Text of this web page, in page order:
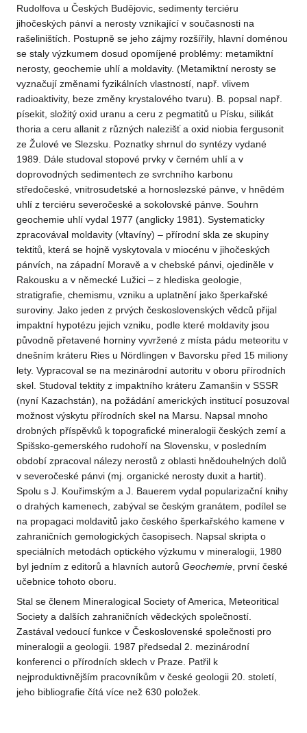
Rudolfova u Českých Budějovic, sedimenty terciéru
jihočeských pánví a nerosty vznikající v současnosti na
rašeliništích. Postupně se jeho zájmy rozšířily, hlavní doménou
se staly výzkumem dosud opomíjené problémy: metamiktní
nerosty, geochemie uhlí a moldavity. (Metamiktní nerosty se
vyznačují změnami fyzikálních vlastností, např. vlivem
radioaktivity, beze změny krystalového tvaru). B. popsal např.
písekit, složitý oxid uranu a ceru z pegmatitů u Písku, silikát
thoria a ceru allanit z různých nalezišť a oxid niobia fergusonit
ze Žulové ve Slezsku. Poznatky shrnul do syntézy vydané
1989. Dále studoval stopové prvky v černém uhlí a v
doprovodných sedimentech ze svrchního karbonu
středočeské, vnitrosudetské a hornoslezské pánve, v hnědém
uhlí z terciéru severočeské a sokolovské pánve. Souhrn
geochemie uhlí vydal 1977 (anglicky 1981). Systematicky
zpracovával moldavity (vltavíny) – přírodní skla ze skupiny
tektitů, která se hojně vyskytovala v miocénu v jihočeských
pánvích, na západní Moravě a v chebské pánvi, ojediněle v
Rakousku a v německé Lužici – z hlediska geologie,
stratigrafie, chemismu, vzniku a uplatnění jako šperkařské
suroviny. Jako jeden z prvých československých vědců přijal
impaktní hypotézu jejich vzniku, podle které moldavity jsou
původně přetavené horniny vyvržené z místa pádu meteoritu v
dnešním kráteru Ries u Nördlingen v Bavorsku před 15 miliony
lety. Vypracoval se na mezinárodní autoritu v oboru přírodních
skel. Studoval tektity z impaktního kráteru Zamanšin v SSSR
(nyní Kazachstán), na požádání amerických institucí posuzoval
možnost výskytu přírodních skel na Marsu. Napsal mnoho
drobných příspěvků k topografické mineralogii českých zemí a
Spišsko-gemerského rudohoří na Slovensku, v posledním
období zpracoval nálezy nerostů z oblasti hnědouhelných dolů
v severočeské pánvi (mj. organické nerosty duxit a hartit).
Spolu s J. Kouřimským a J. Bauerem vydal popularizační knihy
o drahých kamenech, zabýval se českým granátem, podílel se
na propagaci moldavitů jako českého šperkařského kamene v
zahraničních gemologických časopisech. Napsal skripta o
speciálních metodách optického výzkumu v mineralogii, 1980
byl jedním z editorů a hlavních autorů Geochemie , první české
učebnice tohoto oboru.
Stal se členem Mineralogical Society of America, Meteoritical
Society a dalších zahraničních vědeckých společností.
Zastával vedoucí funkce v Československé společnosti pro
mineralogii a geologii. 1987 předsedal 2. mezinárodní
konferenci o přírodních sklech v Praze. Patřil k
nejproduktivnějším pracovníkům v české geologii 20. století,
jeho bibliografie čítá více než 630 položek.